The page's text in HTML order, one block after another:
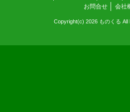
お問合せ
会社
Copyright(c) 2026 ものくる All